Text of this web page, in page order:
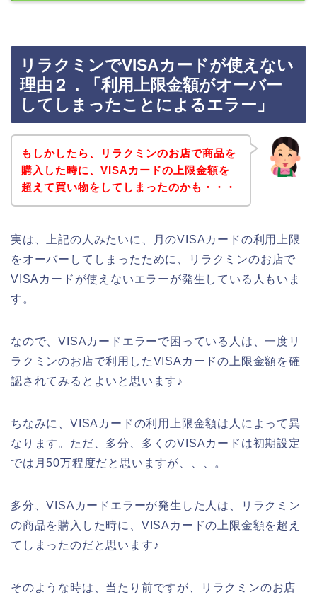
リラクミンでVISAカードが使えない
理由２．「利用上限金額がオーバー
してしまったことによるエラー」
もしかしたら、リラクミンのお店で商品を
購入した時に、VISAカードの上限金額を
超えて買い物をしてしまったのかも・・・
実は、上記の人みたいに、月のVISAカードの利用上限
をオーバーしてしまったために、リラクミンのお店で
VISAカードが使えないエラーが発生している人もいま
す。
なので、VISAカードエラーで困っている人は、一度リ
ラクミンのお店で利用したVISAカードの上限金額を確
認されてみるとよいと思います♪
ちなみに、VISAカードの利用上限金額は人によって異
なります。ただ、多分、多くのVISAカードは初期設定
では月50万程度だと思いますが、、、。
多分、VISAカードエラーが発生した人は、リラクミン
の商品を購入した時に、VISAカードの上限金額を超え
てしまったのだと思います♪
そのような時は、当たり前ですが、リラクミンのお店